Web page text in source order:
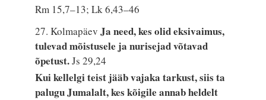
Rm 15,7–13; Lk 6,43–46
27. KolmapäevJa need, kes olid eksivaimus,
tulevad mõistusele ja nurisejad võtavad
õpetust.Js 29,24
Kui kellelgi teist jääb vajaka tarkust, siis ta
palugu Jumalalt, kes kõigile annab heldelt